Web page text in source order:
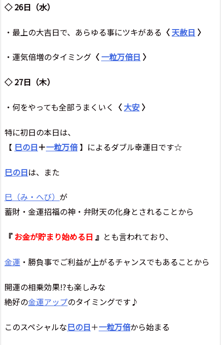
◇ 26日（水）
・最上の大吉日で、あらゆる事にツキがある 〈天赦日 〉
・運気倍増のタイミング 〈 一粒万倍日 〉
◇ 27日（木）
・何をやっても全部うまくいく 〈大安〉
特に初日の本日は、
【 巳の日＋一粒万倍】によるダブル幸運日です☆
巳の日は、また
巳（み・へび） が
蓄財・金運招福の神・弁財天の化身とされることから
『お金が貯まり始める日 』 とも言われており、
金運 ・勝負事でご利益が上がるチャンスでもあることから
開運の相乗効果!?も楽しみな
絶好の金運アップのタイミングです♪
このスペシャルな巳の日＋一粒万倍から始まる